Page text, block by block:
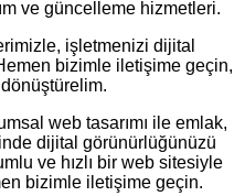
ve güncelleme hizmetleri.
işletmenizi dijital
bizimle iletişime geçin,
web tasarımı ile emlak,
dijital görünürlüğünüzü
ve hızlı bir web sitesiyle
bizimle iletişime geçin.